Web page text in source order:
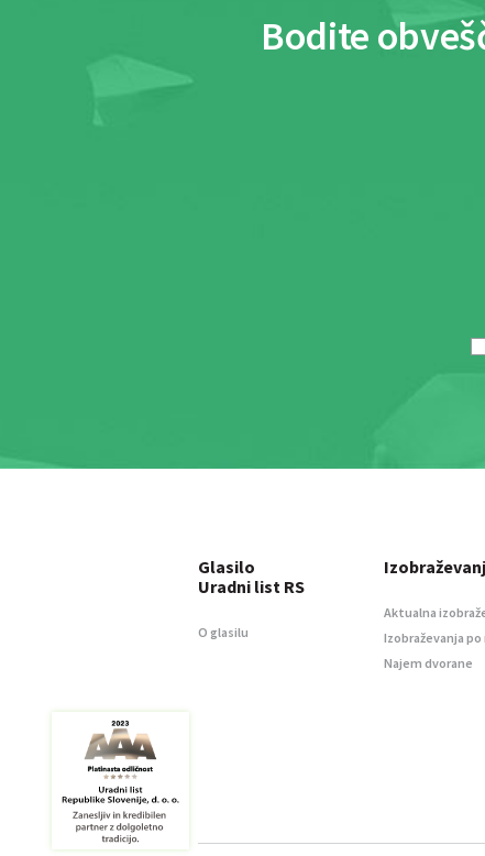
Bodite
Glasilo
Uradni list RS
O glasilu
Aktualna
Izobraževanja po
Najem dvorane